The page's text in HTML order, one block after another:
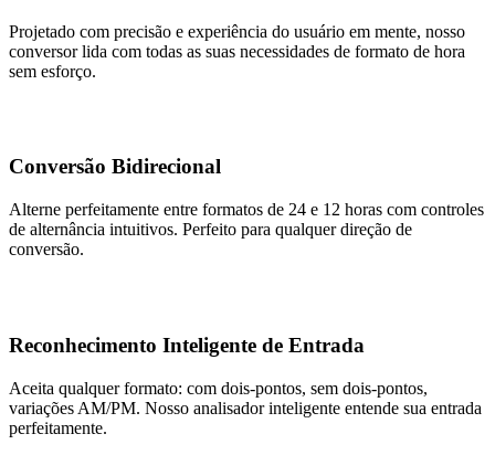
Projetado com precisão e experiência do usuário em mente, nosso
conversor lida com todas as suas necessidades de formato de hora
sem esforço.
Conversão Bidirecional
Alterne perfeitamente entre formatos de 24 e 12 horas com controles
de alternância intuitivos. Perfeito para qualquer direção de
conversão.
Reconhecimento Inteligente de Entrada
Aceita qualquer formato: com dois-pontos, sem dois-pontos,
variações AM/PM. Nosso analisador inteligente entende sua entrada
perfeitamente.